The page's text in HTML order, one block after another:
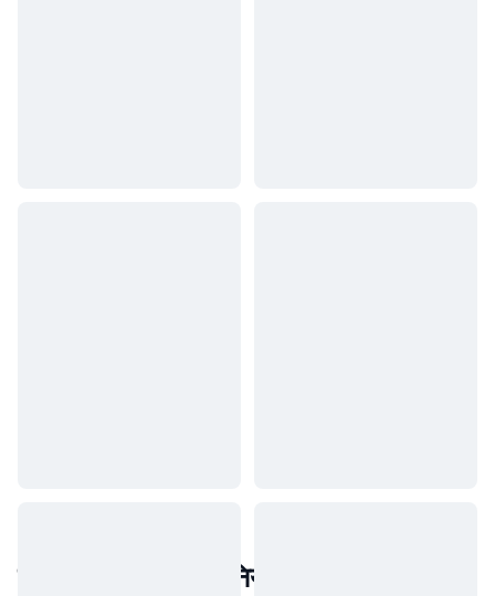
लोकप्रिय वास्तविक दुनिया की संपत्तियां